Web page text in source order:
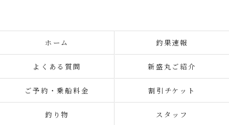
ホーム 釣果速報
よくある質問 新盛丸ご紹介
ご予約・乗船料金 割引チケット
釣り物 スタッフ